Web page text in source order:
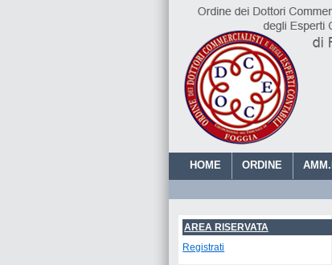
HOME ORDINE
AREA RISERVATA
Registrati